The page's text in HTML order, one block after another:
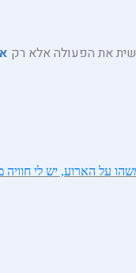
את הפעולה אלא רק
על הארוע, יש לי חוויה